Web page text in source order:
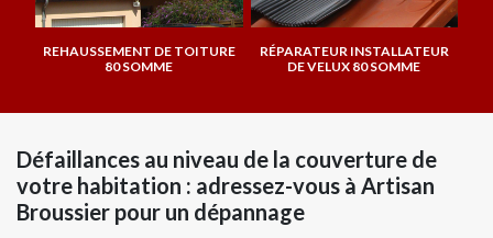
REHAUSSEMENT DE TOITURE
80 SOMME
RÉPARATEUR INSTALLATEUR
DE VELUX 80 SOMME
Défaillances au niveau de la couverture de
votre habitation : adressez-vous à Artisan
Broussier pour un dépannage